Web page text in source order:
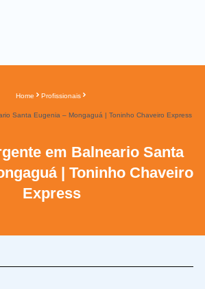
Home Profissionais
Santa Eugenia – Mongaguá | Toninho Chaveiro Express
em Balneario Santa
| Toninho Chaveiro
Express